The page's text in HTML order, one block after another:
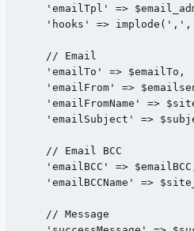
'emailTpl' =>
'hooks' => implode(',',
    // Email
    'emailTo' => $emailTo,
'emailFrom' =>
'emailFromName' =>
'emailSubject' =>
    // Email BCC
'emailBCC' =>
'emailBCCName' =>
    // Message